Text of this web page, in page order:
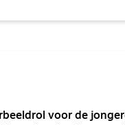
voor de